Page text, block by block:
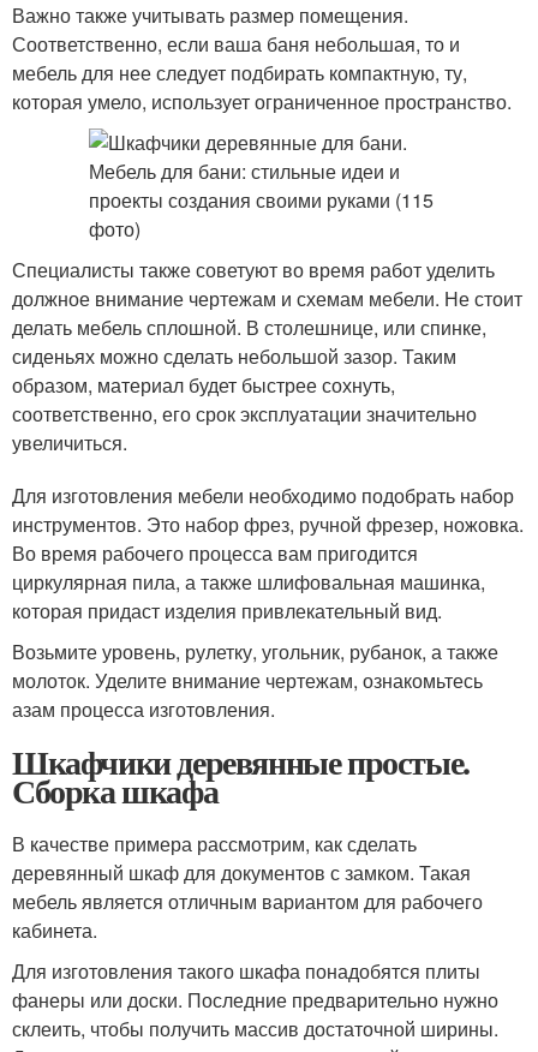
Важно также учитывать размер помещения.
Соответственно, если ваша баня небольшая, то и
мебель для нее следует подбирать компактную, ту,
которая умело, использует ограниченное пространство.
Специалисты также советуют во время работ уделить
должное внимание чертежам и схемам мебели. Не стоит
делать мебель сплошной. В столешнице, или спинке,
сиденьях можно сделать небольшой зазор. Таким
образом, материал будет быстрее сохнуть,
соответственно, его срок эксплуатации значительно
увеличиться.
Для изготовления мебели необходимо подобрать набор
инструментов. Это набор фрез, ручной фрезер, ножовка.
Во время рабочего процесса вам пригодится
циркулярная пила, а также шлифовальная машинка,
которая придаст изделия привлекательный вид.
Возьмите уровень, рулетку, угольник, рубанок, а также
молоток. Уделите внимание чертежам, ознакомьтесь
азам процесса изготовления.
Шкафчики деревянные простые.
Сборка шкафа
В качестве примера рассмотрим, как сделать
деревянный шкаф для документов с замком. Такая
мебель является отличным вариантом для рабочего
кабинета.
Для изготовления такого шкафа понадобятся плиты
фанеры или доски. Последние предварительно нужно
склеить, чтобы получить массив достаточной ширины.